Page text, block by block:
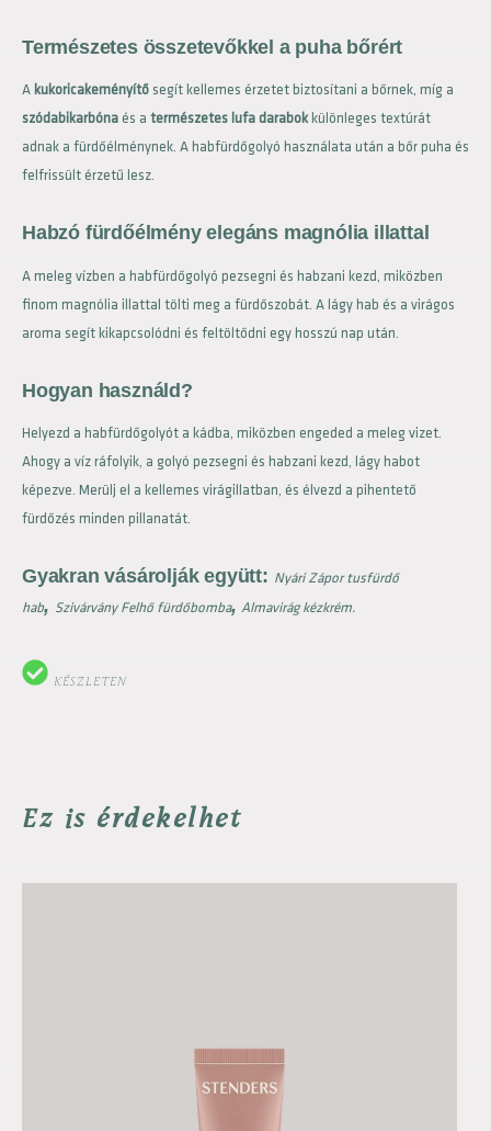
Természetes összetevőkkel a puha bőrért
A kukoricakeményítő segít kellemes érzetet biztosítani a bőrnek, míg a
szódabikarbónaés a természetes lufa darabokkülönleges textúrát
adnak a fürdőélménynek. A habfürdőgolyó használata után a bőr puha és
felfrissült érzetű lesz.
Habzó fürdőélmény elegáns magnólia illattal
A meleg vízben a habfürdőgolyó pezsegni és habzani kezd, miközben
finom magnólia illattal tölti meg a fürdőszobát. A lágy hab és a virágos
aroma segít kikapcsolódni és feltöltődni egy hosszú nap után.
Hogyan használd?
Helyezd a habfürdőgolyót a kádba, miközben engeded a meleg vizet.
Ahogy a víz ráfolyik, a golyó pezsegni és habzani kezd, lágy habot
képezve. Merülj el a kellemes virágillatban, és élvezd a pihentető
fürdőzés minden pillanatát.
Gyakran vásárolják együtt: Nyári Zápor tusfürdő
hab, Szivárvány Felhő fürdőbomba,Almavirág kézkrém.
KÉSZLETEN
Ez is érdekelhet